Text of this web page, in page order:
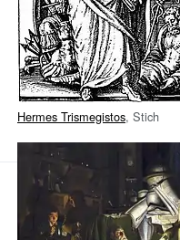
Hermes Trismegistos, Stich